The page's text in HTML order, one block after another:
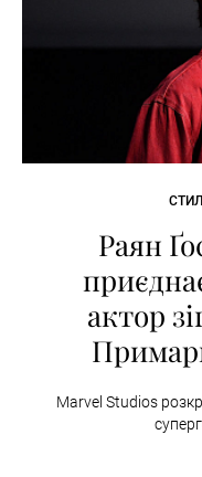
Раян
актор
Marvel Studios